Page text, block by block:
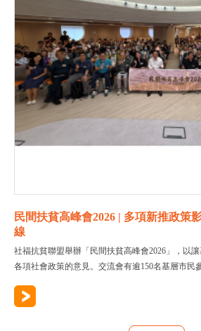
民間扶貧高峰會2026 | 多項新推政策
線
社福抗貧聯盟舉辦「民間扶貧高峰會2026」，以
各項社會政策的意見。交流會有逾150名基層市民